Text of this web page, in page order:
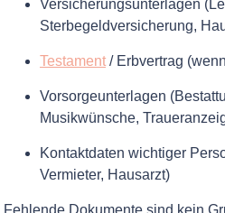
Versicherungsunterlagen
Sterbegeldversicherung,
Testament / Erbvertrag
Vorsorgeunterlagen
Musikwünsche,
Kontaktdaten wichtiger
Vermieter, Hausarzt)
Fehlende Dokumente sind kein